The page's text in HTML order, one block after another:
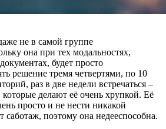
не в самой группе
она при тех модальностях,
будет просто
решение тремя четвертями, по 10
раз в две недели встречаться –
делают её очень хрупкой. Её
просто и не нести никакой
саботаж, поэтому она недееспособна.